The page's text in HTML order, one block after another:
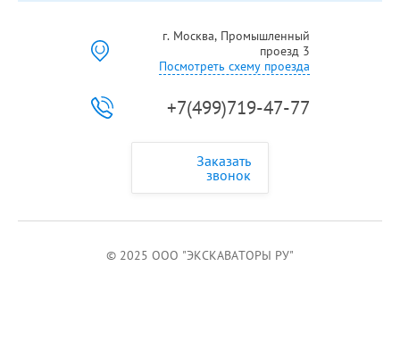
г. Москва, Промышленный
проезд 3
Посмотреть схему проезда
+7(499)719-47-77
Заказать
звонок
© 2025 ООО "ЭКСКАВАТОРЫ РУ"